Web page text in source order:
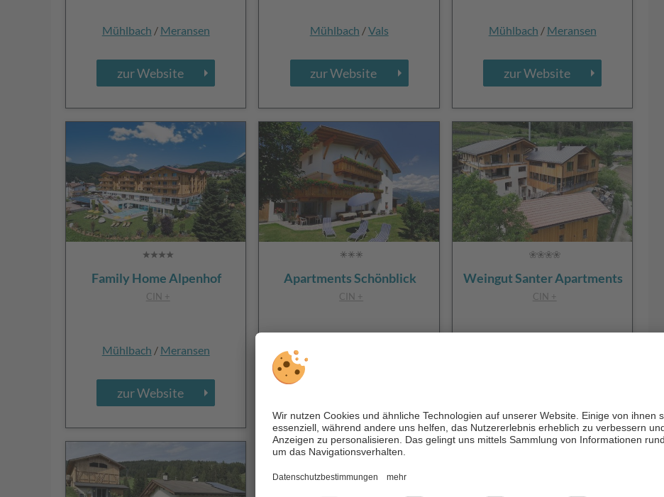
Mühlbach / Meransen
zur Website
Mühlbach /Vals
zur Website
Mühlbach / Meransen
zur Website
Family Home Alpenhof
CIN +
Mühlbach / Meransen
zur Website
Apartments Schönblick
CIN +
Weingut Santer Apartments
CIN +